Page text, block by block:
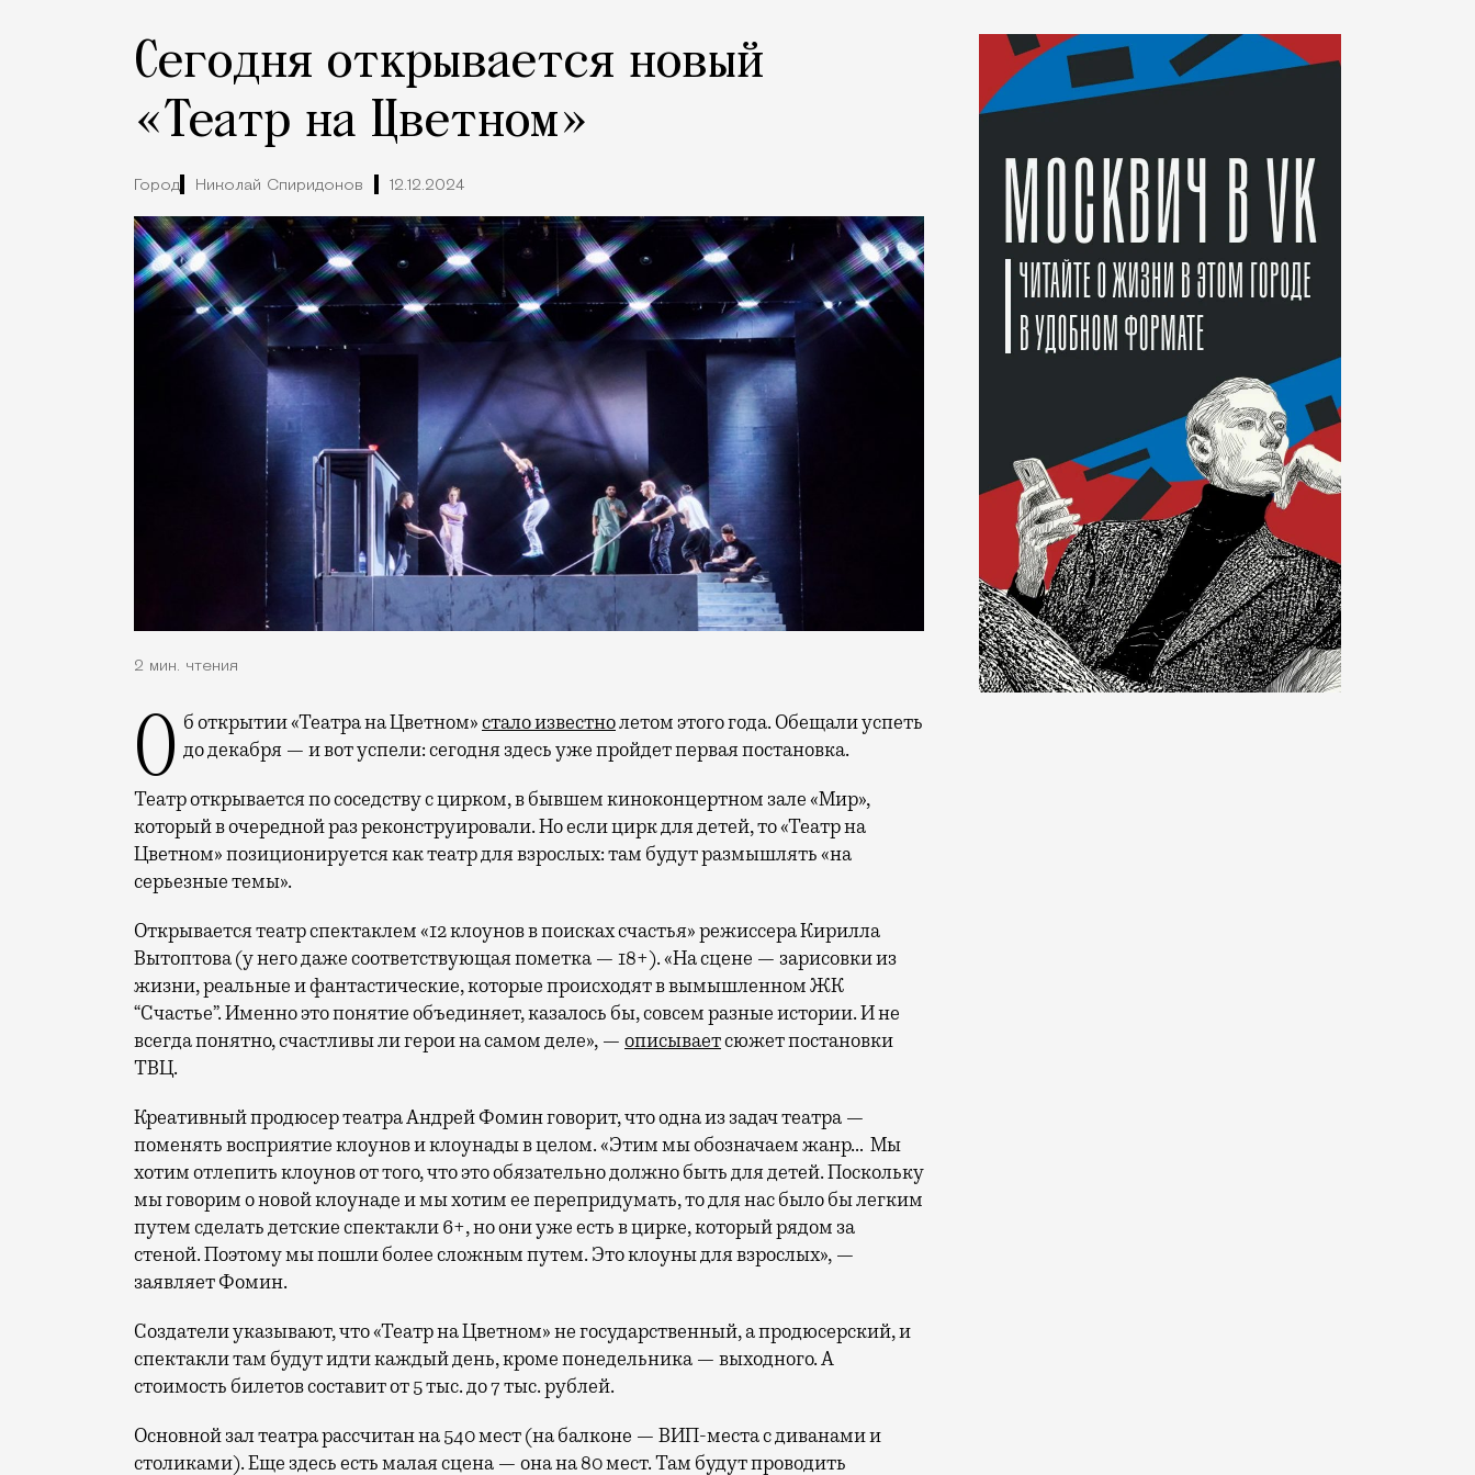
Сегодня открывается новый
«Театр на Цветном»
Город Николай Спиридонов 12.12.2024
2 мин. чтения
Об открытии «Театра на Цветном»стало известнолетом этого года. Обещали успеть
до декабря — и вот успели: сегодня здесь уже пройдет первая постановка.
Театр открывается по соседству с цирком, в бывшем киноконцертном зале «Мир»,
который в очередной раз реконструировали. Но если цирк для детей, то «Театр на
Цветном» позиционируется как театр для взрослых: там будут размышлять «на
серьезные темы».
Открывается театр спектаклем «12 клоунов в поисках счастья» режиссера Кирилла
Вытоптова (у него даже соответствующая пометка — 18+). «На сцене — зарисовки из
жизни, реальные и фантастические, которые происходят в вымышленном ЖК
“Счастье”. Именно это понятие объединяет, казалось бы, совсем разные истории. И не
всегда понятно, счастливы ли герои на самом деле», — описываетсюжет постановки
ТВЦ.
Креативный продюсер театра Андрей Фомин говорит, что одна из задач театра —
поменять восприятие клоунов и клоунады в целом. «Этим мы обозначаем жанр… Мы
хотим отлепить клоунов от того, что это обязательно должно быть для детей. Поскольку
мы говорим о новой клоунаде и мы хотим ее перепридумать, то для нас было бы легким
путем сделать детские спектакли 6+, но они уже есть в цирке, который рядом за
стеной. Поэтому мы пошли более сложным путем. Это клоуны для взрослых», —
заявляет Фомин.
Создатели указывают, что «Театр на Цветном» не государственный, а продюсерский, и
спектакли там будут идти каждый день, кроме понедельника — выходного. А
стоимость билетов составит от 5 тыс. до 7 тыс. рублей.
Основной зал театра рассчитан на 540 мест (на балконе — ВИП-места с диванами и
столиками). Еще здесь есть малая сцена — она на 80 мест. Там будут проводить